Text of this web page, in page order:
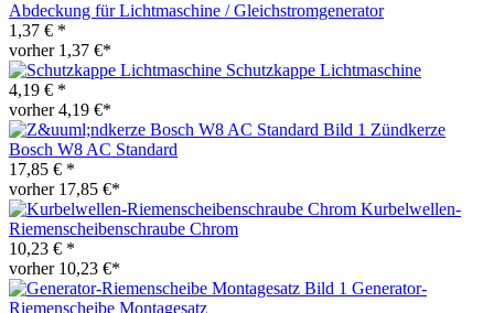
Abdeckung für Lichtmaschine / Gleichstromgenerator
1,37 € *
vorher 1,37 €*
Schutzkappe Lichtmaschine
4,19 € *
vorher 4,19 €*
Zündkerze
Bosch W8 AC Standard
17,85 € *
vorher 17,85 €*
Kurbelwellen-
Riemenscheibenschraube Chrom
10,23 € *
vorher 10,23 €*
Generator-
Riemenscheibe Montagesatz